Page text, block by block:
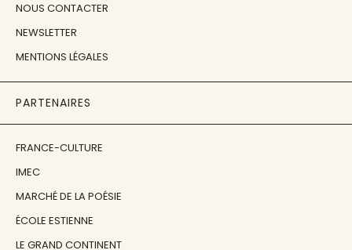
NOUS CONTACTER
NEWSLETTER
MENTIONS LÉGALES
PARTENAIRES
FRANCE-CULTURE
IMEC
MARCHÉ DE LA POÉSIE
ÉCOLE ESTIENNE
LE GRAND CONTINENT